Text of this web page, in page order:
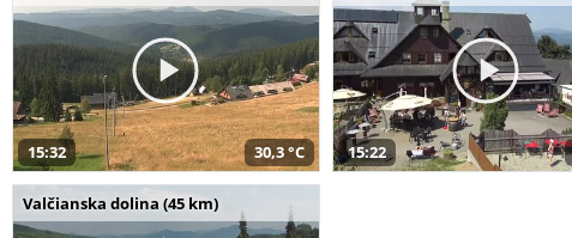
15:32 30,3 °C 15:22
Valčianska dolina (45 km)